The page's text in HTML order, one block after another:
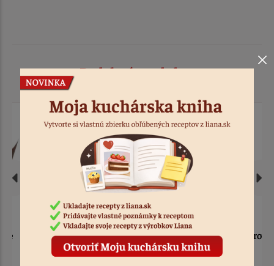
Podobné produkty
Košíčky papierové biele
35 mm 15 ks
Košíčky papierové biele
5 cm 20 ks